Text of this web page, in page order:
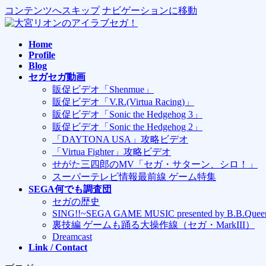
コンテンツへスキップ ナビゲーションに移動
Home
Profile
Blog
セガセガ動画
販促ビデオ「Shenmue」
販促ビデオ「V.R.(Virtua Racing)」
販促ビデオ「Sonic the Hedgehog 3」
販促ビデオ「Sonic the Hedgehog 2」
「DAYTONA USA」攻略ビデオ
「Virtua Fighter」攻略ビデオ
せがた三四郎のMV「セガ・サターン、シロ！」
スーパーテレビ情報最前線 ゲーム特集
SEGA何でも調査団
セガの歴史
SING!!~SEGA GAME MUSIC presented by
裏技編 ゲームも踊る大操作線（セガ・MarkIII）
Dreamcast
Link / Contact